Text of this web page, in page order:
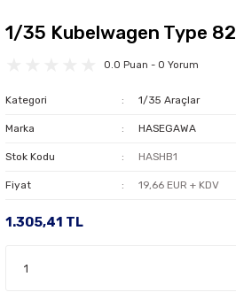
1/35 Kubelwagen Type 82
0.0 Puan - 0 Yorum
Kategori 1/35 Araçlar
Marka HASEGAWA
Stok Kodu HASHB1
Fiyat 19,66 EUR + KDV
1.305,41 TL